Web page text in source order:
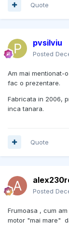
Quote
pvsilviu
Posted
Am mai mentionat-
fac o prezentare.
Fabricata in 2006,
inca tanara.
Quote
Posted
Frumoasa , cum
motor "mai mare"